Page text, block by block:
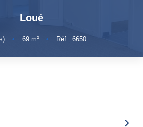
AGENCE
Loué
• 69 m² • Réf : 6650